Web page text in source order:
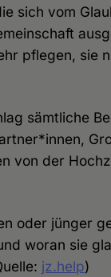
sich vom
pflegen, sie
sämtliche
von der
oder jünger
woran sie
jz.help)